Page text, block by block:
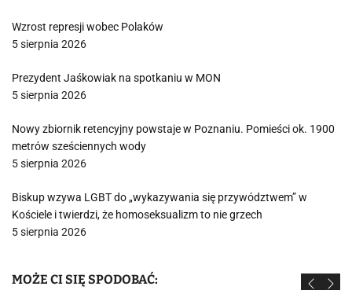
Wzrost represji wobec Polaków
5 sierpnia 2026
Prezydent Jaśkowiak na spotkaniu w MON
5 sierpnia 2026
Nowy zbiornik retencyjny powstaje w Poznaniu. Pomieści ok. 1900
metrów sześciennych wody
5 sierpnia 2026
Biskup wzywa LGBT do „wykazywania się przywództwem” w
Kościele i twierdzi, że homoseksualizm to nie grzech
5 sierpnia 2026
MOŻE CI SIĘ SPODOBAĆ: